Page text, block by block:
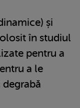
și
în studiul
pentru a
a le